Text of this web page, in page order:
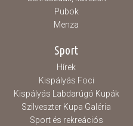
Pubok
Menza
Sport
Hírek
Kispályás Foci
Kispályás Labdarúgó Kupák
Szilveszter Kupa Galéria
Sport és rekreációs